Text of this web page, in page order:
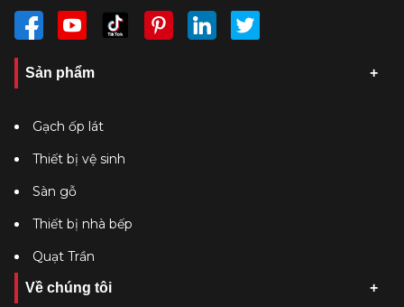
Sản phẩm
Gạch ốp lát
Thiết bị vệ sinh
Sàn gỗ
Thiết bị nhà bếp
Quạt Trần
Về chúng tôi